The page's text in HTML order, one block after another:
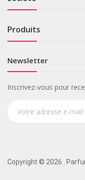
Produits
Newsletter
Inscrivez-vous pour
Copyright © 2026 .